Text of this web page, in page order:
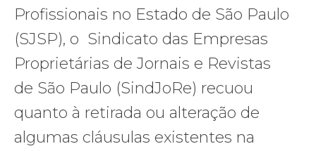
Profissionais no Estado de São Paulo
(SJSP), o Sindicato das Empresas
Proprietárias de Jornais e Revistas
de São Paulo (SindJoRe) recuou
quanto à retirada ou alteração de
algumas cláusulas existentes na